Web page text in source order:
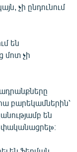
չի ընդունում
են
մոտ չի
բարեկամներին՝
են